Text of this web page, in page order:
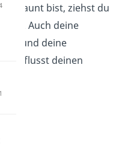
gelaunt bist, ziehst du
an. Auch deine
und deine
deinen